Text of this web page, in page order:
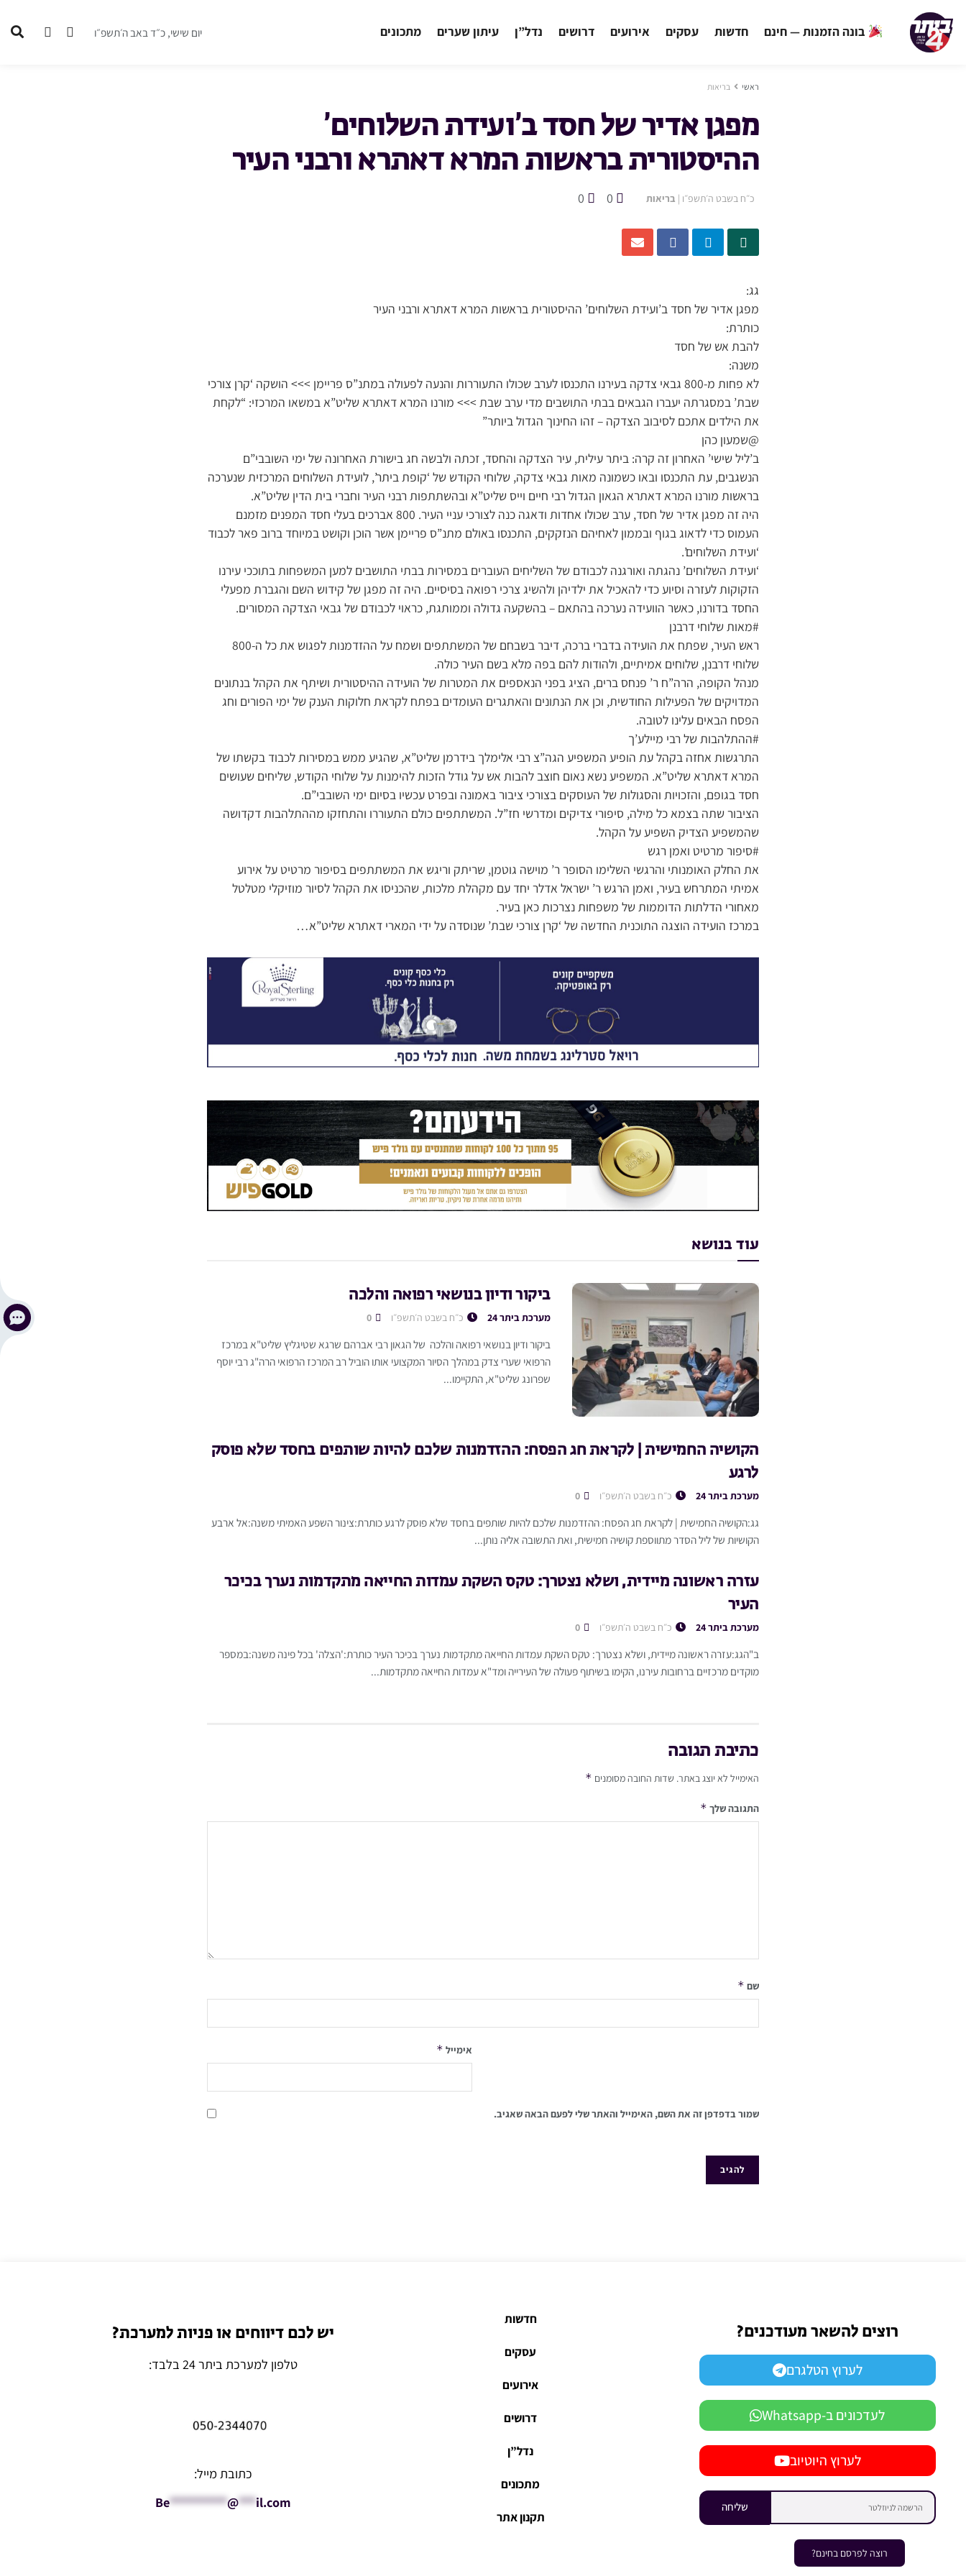
בונה הזמנות — חינם חדשות עסקים אירועים דרושים נדל”ן עיתון שערים מתכונים יום שישי, כ״ד באב ה׳תשפ״ו
ראשי בריאות
מפגן אדיר של חסד ב’ועידת השלוחים’
ההיסטורית בראשות המרא דאתרא ורבני העיר
כ״ח בשבט ה׳תשפ״ו | בריאות 0
0
גג:
מפגן אדיר של חסד ב’ועידת השלוחים’ ההיסטורית בראשות המרא דאתרא ורבני העיר
כותרת:
להבת אש של חסד
משנה:
לא פחות מ-800 גבאי צדקה בעירנו התכנסו לערב שכולו התעוררות והנעה לפעולה במתנ”ס פריימן >>> הושקה ‘קרן צורכי
שבת’ במסגרתה יעברו הגבאים בבתי התושבים מדי ערב שבת >>> מורנו המרא דאתרא שליט”א במשאו המרכזי: “לקחת
את הילדים אתכם לסיבוב הצדקה – זהו החינוך הגדול ביותר”
@שמעון כהן
ב’ליל שישי’ האחרון זה קרה: ביתר עילית, עיר הצדקה והחסד, זכתה ולבשה חג בישורת האחרונה של ימי השובבי”ם
הנשגבים, עת התכנסו ובאו כשמונה מאות גבאי צדקה, שלוחי הקודש של ‘קופת ביתר’, לועידת השלוחים המרכזית שנערכה
בראשות מורנו המרא דאתרא הגאון הגדול רבי חיים וייס שליט”א ובהשתתפות רבני העיר וחברי בית הדין שליט”א.
​היה זה מפגן אדיר של חסד, ערב שכולו אחדות ודאגה כנה לצורכי עניי העיר. 800 אברכים בעלי חסד המפנים מזמנם
העמוס כדי לדאוג בגוף ובממון לאחיהם הנזקקים, התכנסו באולם מתנ”ס פריימן אשר הוכן וקושט במיוחד ברוב פאר לכבוד
‘ועידת השלוחים’.
‘ועידת השלוחים’ נהגתה ואורגנה לכבודם של השליחים העוברים במסירות בבתי התושבים למען המשפחות בתוככי עירנו
הזקוקות לעזרה וסיוע כדי להאכיל את ילדיהן ולהשיג צרכי רפואה בסיסיים. היה זה מפגן של קידוש השם והגברת מפעלי
החסד בדורנו, כאשר הוועידה נערכה בהתאם – בהשקעה גדולה וממותגת, כראוי לכבודם של גבאי הצדקה המסורים.
#מאות שלוחי דרבנן
ראש העיר, שפתח את הועידה בדברי ברכה, דיבר בשבחם של המשתתפים ושמח על ההזדמנות לפגוש את כל ה-800
שלוחי דרבנן, שלוחים אמיתיים, ולהודות להם בפה מלא בשם העיר כולה.
​מנהל הקופה, הרה”ח ר’ פנחס ברים, הציג בפני הנאספים את המטרות של הועידה ההיסטורית ושיתף את הקהל בנתונים
המדויקים של הפעילות החודשית, וכן את הנתונים והאתגרים העומדים בפתח לקראת חלוקות הענק של ימי הפורים וחג
הפסח הבאים עלינו לטובה.
#ההתלהבות של רבי מיילע’ך
​התרגשות אחזה בקהל עת הופיע המשפיע הגה”צ רבי אלימלך בידרמן שליט”א, שהגיע ממש במסירות לכבוד בקשתו של
המרא דאתרא שליט”א. המשפיע נשא נאום חוצב להבות אש על גודל הזכות להימנות על שלוחי הקודש, שליחים שעושים
חסד בגופם, והזכויות והסגולות של העוסקים בצורכי ציבור באמונה ובפרט עכשיו בסיום ימי השובבי”ם.
הציבור שתה בצמא כל מילה, סיפורי צדיקים ומדרשי חז”ל. המשתתפים כולם התעוררו והתחזקו מההתלהבות דקדושה
שהמשפיע הצדיק השפיע על הקהל.
​#סיפור מרטיט ואמן רגש
את החלק האומנותי והרגשי השלימו הסופר ר’ מוישה גוטמן, שריתק וריגש את המשתתפים בסיפור מרטיט על אירוע
אמיתי המתרחש בעיר, ואמן הרגש ר’ ישראל אדלר יחד עם מקהלת מלכות, שהכניסו את הקהל לסיור מוזיקלי מטלטל
מאחורי הדלתות הדוממות של משפחות נצרכות כאן בעיר.
​במרכז הועידה הוצגה התוכנית החדשה של ‘קרן צורכי שבת’ שנוסדה על ידי המארי דאתרא שליט”א…
עוד בנושא
ביקור ודיון בנושאי רפואה והלכה
מערכת ביתר 24 כ״ח בשבט ה׳תשפ״ו
ביקור ודיון בנושאי רפואה והלכה של הגאון רבי אברהם שרגא שטיגליץ שליט"א במרכז
הרפואי שערי צדק במהלך הסיור המקצועי אותו הוביל רב המרכז הרפואי הרה"ג רבי יוסף
שפרונג שליט"א, התקיימו...
הקושיה החמישית | לקראת חג הפסח: ההזדמנות שלכם להיות שותפים בחסד שלא פוסק
לרגע
מערכת ביתר 24 כ״ח בשבט ה׳תשפ״ו
גג:הקושיה החמישית | לקראת חג הפסח: ההזדמנות שלכם להיות שותפים בחסד שלא פוסק לרגע כותרת:צינור השפע האמיתי משנה:אל ארבע
הקושיות של ליל הסדר מתווספת קושיה חמישית, ואת התשובה אליה נותן...
עזרה ראשונה מיידית, ושלא נצטרך: טקס השקת עמדות החייאה מתקדמות נערך בכיכר
העיר
מערכת ביתר 24 כ״ח בשבט ה׳תשפ״ו
ב"הגג:עזרה ראשונה מיידית, ושלא נצטרך: טקס השקת עמדות החייאה מתקדמות נערך בכיכר העיר כותרת:'הצלה' בכל פינה משנה:במספר
מוקדים מרכזיים ברחובות עירנו, הקימו בשיתוף פעולה של העירייה ומד"א עמדות החייאה מתקדמות...
כתיבת תגובה
האימייל לא יוצג באתר. שדות החובה מסומנים *
התגובה שלך *
שם *
אימייל *
שמור בדפדפן זה את השם, האימייל והאתר שלי לפעם הבאה שאגיב.
רוצה לפרסם בחינם?
רוצים להשאר מעודכנים?
לערוץ הטלגרם
לעדכונים ב-Whatsapp
לערוץ היוטיוב
שליחה
חדשות
עסקים
אירועים
דרושים
נדל”ן
מתכונים
תקנון אתר
יש לכם דיווחים או פניות למערכת?
טלפון למערכת ביתר 24 בלבד:
כתובת מייל:
Be**********@***il.com